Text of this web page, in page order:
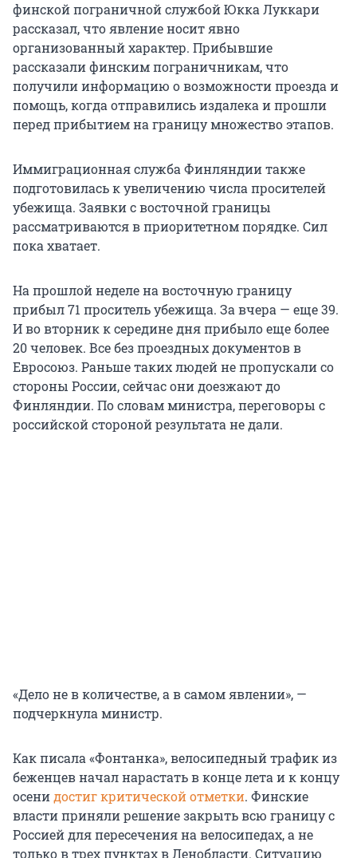
финской пограничной службой Юкка Луккари
рассказал, что явление носит явно
организованный характер. Прибывшие
рассказали финским пограничникам, что
получили информацию о возможности проезда и
помощь, когда отправились издалека и прошли
перед прибытием на границу множество этапов.
Иммиграционная служба Финляндии также
подготовилась к увеличению числа просителей
убежища. Заявки с восточной границы
рассматриваются в приоритетном порядке. Сил
пока хватает.
На прошлой неделе на восточную границу
прибыл 71 проситель убежища. За вчера — еще 39.
И во вторник к середине дня прибыло еще более
20 человек. Все без проездных документов в
Евросоюз. Раньше таких людей не пропускали со
стороны России, сейчас они доезжают до
Финляндии. По словам министра, переговоры с
российской стороной результата не дали.
«Дело не в количестве, а в самом явлении», —
подчеркнула министр.
Как писала «Фонтанка», велосипедный трафик из
беженцев начал нарастать в конце лета и к концу
осенидостиг критической отметки. Финские
власти приняли решение закрыть всю границу с
Россией для пересечения на велосипедах, а не
только в трех пунктах в Ленобласти. Ситуацию